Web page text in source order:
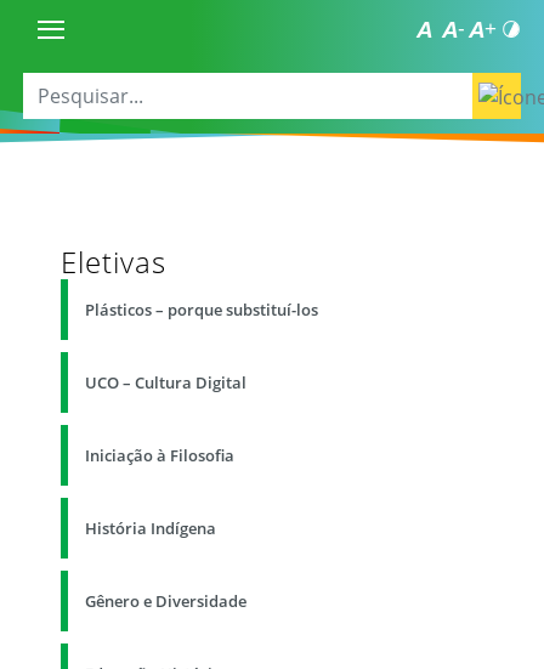
Eletivas
Plásticos – porque substituí-los
UCO – Cultura Digital
Iniciação à Filosofia
História Indígena
Gênero e Diversidade